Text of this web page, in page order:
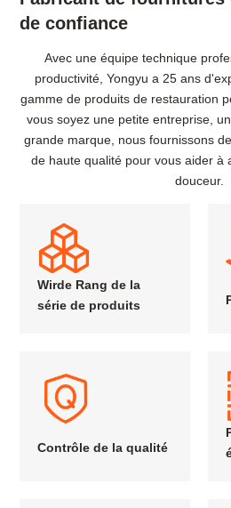
de confiance
Avec une équipe technique
productivité, Yongyu a 25 ans
gamme de produits de restauration
vous soyez une petite entreprise,
grande marque, nous fournissons
de haute qualité pour vous aider à
douceur.
Wirde Rang de la
série de produits
Contrôle de la qualité